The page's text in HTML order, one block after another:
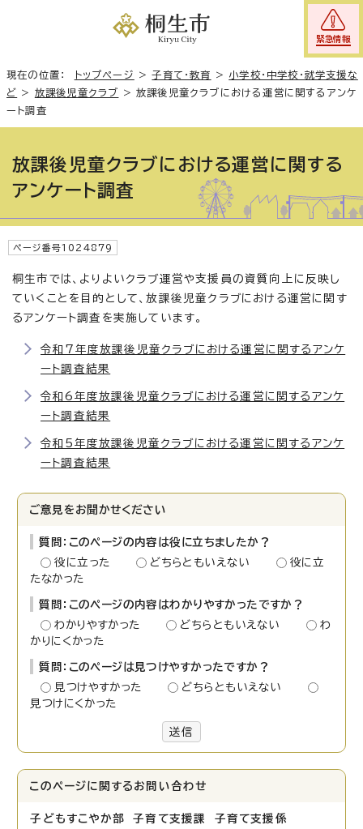
緊急情報
現在の位置： トップページ >子育て・教育 > 小学校・中学校・就学支援な
ど > 放課後児童クラブ >放課後児童クラブにおける運営に関するアンケ
ート調査
放課後児童クラブにおける運営に関する
アンケート調査
ページ番号1024879
桐生市では、よりよいクラブ運営や支援員の資質向上に反映し
ていくことを目的として、放課後児童クラブにおける運営に関す
るアンケート調査を実施しています。
令和7年度放課後児童クラブにおける運営に関するアンケ
ート調査結果
令和6年度放課後児童クラブにおける運営に関するアンケ
ート調査結果
令和5年度放課後児童クラブにおける運営に関するアンケ
ート調査結果
ご意見をお聞かせください
質問：このページの内容は役に立ちましたか？
役に立った
どちらともいえない
役に立
たなかった
質問：このページの内容はわかりやすかったですか？
わかりやすかった
どちらともいえない
わ
かりにくかった
質問：このページは見つけやすかったですか？
見つけやすかった
どちらともいえない
見つけにくかった
送信
このページに関する お問い合わせ
子どもすこやか部 子育て支援課 子育て支援係